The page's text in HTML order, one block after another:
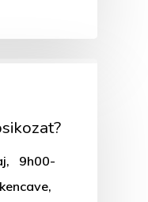
9h00-